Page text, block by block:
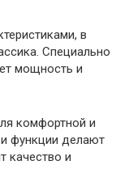
в
Специально
мощность и
комфортной и
и функции делают
качество и